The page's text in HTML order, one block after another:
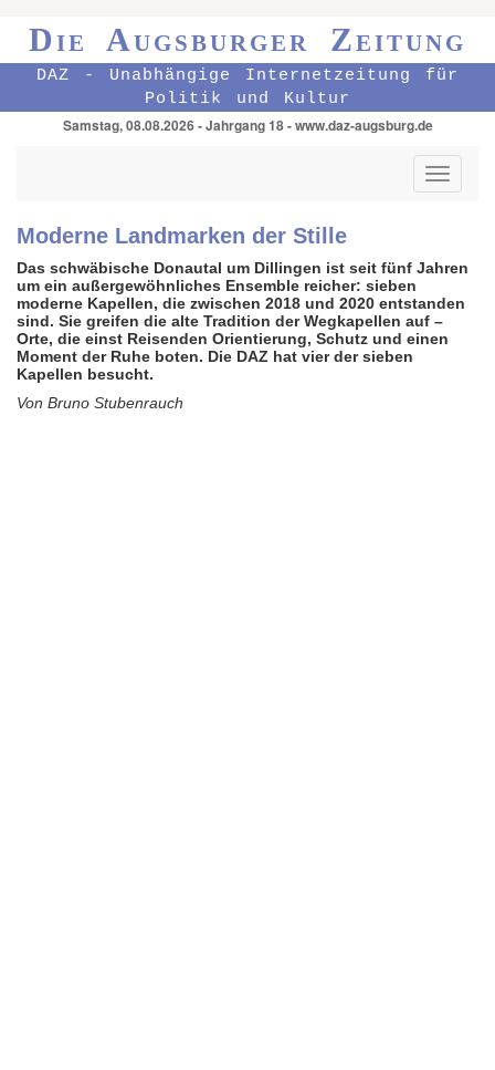
Die Augsburger Zeitung
DAZ - Unabhängige Internetzeitung für
Politik und Kultur
Samstag, 08.08.2026 - Jahrgang 18 - www.daz-augsburg.de
Toggle
Moderne Landmarken der Stille
Das schwäbische Donautal um Dillingen ist seit fünf Jahren
um ein außergewöhnliches Ensemble reicher: sieben
moderne Kapellen, die zwischen 2018 und 2020 entstanden
sind. Sie greifen die alte Tradition der Wegkapellen auf –
Orte, die einst Reisenden Orientierung, Schutz und einen
Moment der Ruhe boten. Die DAZ hat vier der sieben
Kapellen besucht.
Von Bruno Stubenrauch